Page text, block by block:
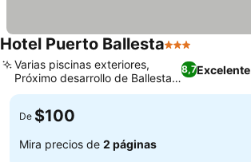
Hotel Puerto Ballesta3 Estrellas
8,7Excelente
Varias piscinas exteriores,
Próximo desarrollo de Ballesta
Bay
De $100
Mira precios de 2 páginas